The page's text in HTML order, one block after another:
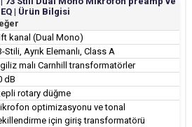
EQ | Ürün Bilgisi
kanal (Dual Mono)
Stili, Ayrık Elemanlı, Class A
malı Carnhill transformatörler
dB
rotary düğme
optimizasyonu ve tonal
için giriş transformatörü